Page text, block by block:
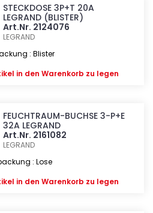
STECKDOSE 3P+T 20A
LEGRAND (BLISTER)
Art.Nr. 2124076
LEGRAND
: Blister
in den Warenkorb zu legen
FEUCHTRAUM-BUCHSE 3-P+E
32A LEGRAND
Art.Nr. 2161082
LEGRAND
: Lose
in den Warenkorb zu legen